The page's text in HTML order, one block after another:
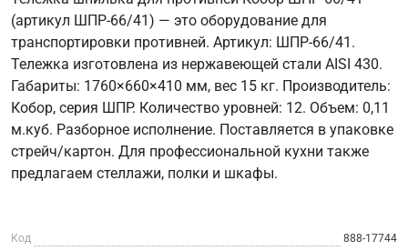
(артикул ШПР-66/41) — это оборудование для
транспортировки противней. Артикул: ШПР-66/41.
Тележка изготовлена из нержавеющей стали AISI 430.
Габариты: 1760×660×410 мм, вес 15 кг. Производитель:
Кобор, серия ШПР. Количество уровней: 12. Объем: 0,11
м.куб. Разборное исполнение. Поставляется в упаковке
стрейч/картон. Для профессиональной кухни также
предлагаем стеллажи, полки и шкафы.
Код
888-17744